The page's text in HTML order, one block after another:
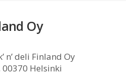
Oy
n’ deli Finland Oy
Helsinki